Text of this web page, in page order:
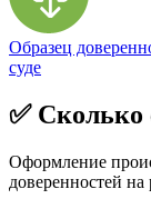
Образец
суде
✅ Сколько
Оформление
доверенностей на